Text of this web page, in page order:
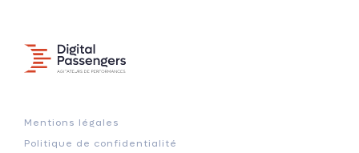
Mentions légales
Politique de confidentialité